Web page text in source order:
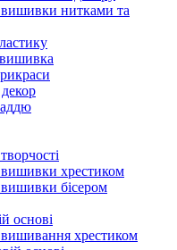
нитками та
хрестиком
бісером
основі
хрестиком